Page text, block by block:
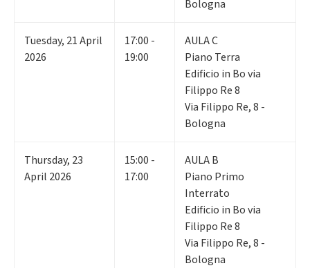
Bologna
Tuesday, 21April
2026
17:00 -
19:00
AULA C
Piano Terra
Edificio in Bo via
Filippo Re 8
Via Filippo Re, 8 -
Bologna
Thursday, 23
April 2026
15:00 -
17:00
AULA B
Piano Primo
Interrato
Edificio in Bo via
Filippo Re 8
Via Filippo Re, 8 -
Bologna